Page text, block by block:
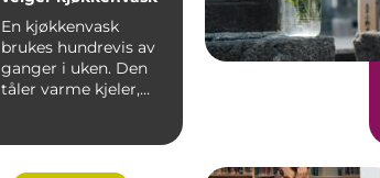
En kjøkkenvask
brukes hundrevis av
ganger i uken. Den
tåler varme kjeler,